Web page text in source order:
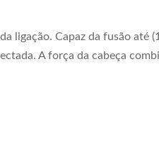
ligação. Capaz da fusão até
A força da cabeça